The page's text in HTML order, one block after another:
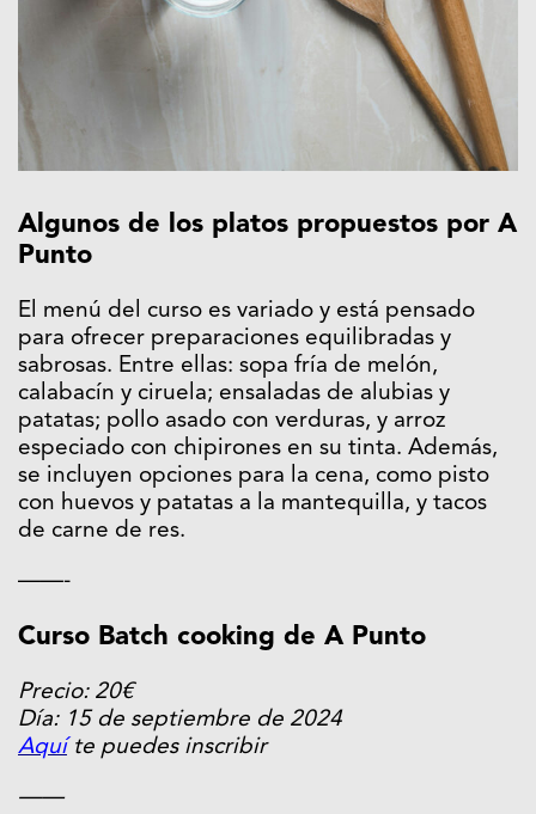
Algunos de los platos propuestos por A
Punto
El menú del curso es variado y está pensado
para ofrecer preparaciones equilibradas y
sabrosas. Entre ellas: sopa fría de melón,
calabacín y ciruela; ensaladas de alubias y
patatas; pollo asado con verduras, y arroz
especiado con chipirones en su tinta. Además,
se incluyen opciones para la cena, como pisto
con huevos y patatas a la mantequilla, y tacos
de carne de res.
——-
Curso Batch cooking de A Punto
Precio: 20€
Día: 15 de septiembre de 2024
Aquíte puedes inscribir
——